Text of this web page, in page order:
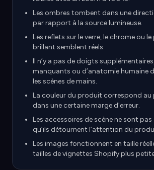
Les ombres tombent dans une
par rapport à la source lumineuse.
Les reflets sur le verre, le chrome ou
brillant semblent réels.
Il n’y a pas de doigts
manquants ou d’anatomie humaine
les scènes de mains.
La couleur du produit correspond au
dans une certaine marge d'erreur.
Les accessoires de scène ne sont
qu’ils détournent l’attention du
Les images fonctionnent en taille
tailles de vignettes Shopify plus